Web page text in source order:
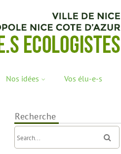
Nos idées Vos élu-e-s
Recherche